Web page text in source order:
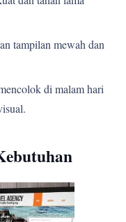
tampilan mewah dan
di malam hari